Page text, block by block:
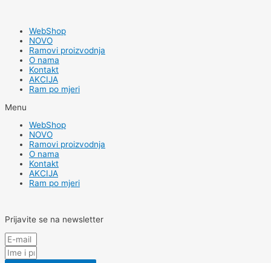
WebShop
NOVO
Ramovi proizvodnja
O nama
Kontakt
AKCIJA
Ram po mjeri
Menu
WebShop
NOVO
Ramovi proizvodnja
O nama
Kontakt
AKCIJA
Ram po mjeri
Prijavite se na newsletter